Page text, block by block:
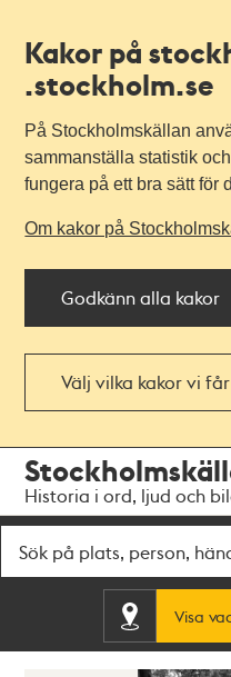
Kakor på
.stockholm.se
På Stockholmskällan
sammanställa statistik
fungera på ett bra sätt för
Om kakor på
Godkänn alla kakor
Välj vilka kakor vi
navigationen
huvudinnehållet
Historia i ord, ljud och
Visa